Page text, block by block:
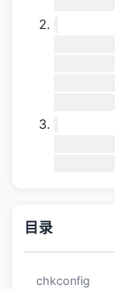
目录
chkconfig